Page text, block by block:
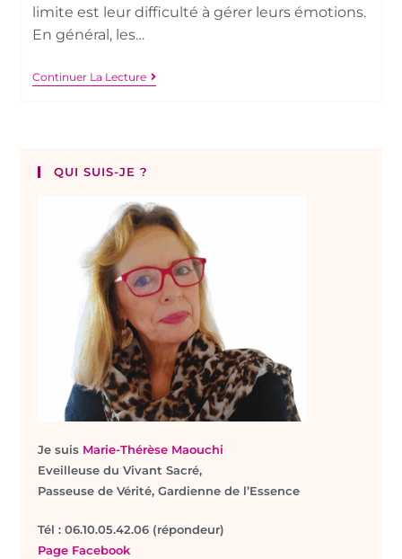
limite est leur difficulté à gérer leurs émotions.
En général, les…
Continuer La Lecture
QUI SUIS-JE ?
Je suis Marie-Thérèse Maouchi
Eveilleuse du Vivant Sacré,
Passeuse de Vérité, Gardienne de l’Essence
Tél : 06.10.05.42.06 (répondeur)
Page Facebook